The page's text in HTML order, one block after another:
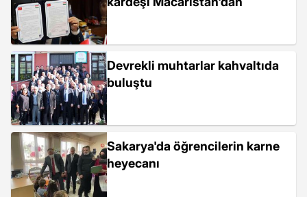
Devrekli muhtarlar kahvaltıda
buluştu
Sakarya'da öğrencilerin karne
heyecanı